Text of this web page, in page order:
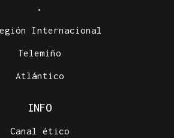
.
Internacional
Telemiño
Atlántico
INFO
Canal ético